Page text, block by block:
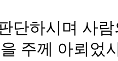
단하시며 사
주께 아뢰었